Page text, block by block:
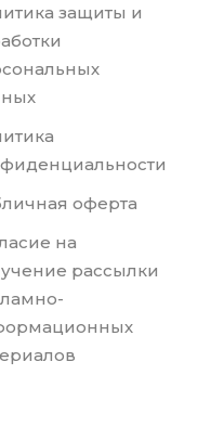
защиты и
оферта
на
рассылки